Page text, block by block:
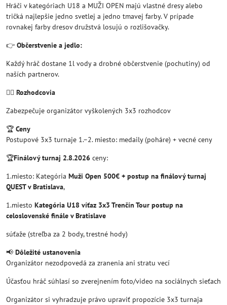
Hráči v kategóriach U18 a MUŽI OPEN majú vlastné dresy alebo
tričká najlepšie jedno svetlej a jedno tmavej farby. V prípade
rovnakej farby dresov družstvá losujú o rozlišovačky.
👉 Občerstvenie a jedlo:
Každý hráč dostane 1l vody a drobné občerstvenie (pochutiny) od
naších partnerov.
🧑‍⚖️ Rozhodcovia
Zabezpečuje organizátor vyškolených 3x3 rozhodcov
🏆 Ceny
Postupové 3x3 turnaje 1.–2. miesto: medaily (poháre) + vecné ceny
🏆Finálový turnaj 2.8.2026 ceny:
1.miesto: Kategória Muži Open 500€ + postup na finálový turnaj
QUEST v Bratislava,
1.miesto Kategória U18 víťaz 3x3 Trenčín Tour postup na
celoslovenské finále v Bratislave
súťaže (streľba za 2 body, trestné hody)
📢 Dôležité ustanovenia
Organizátor nezodpovedá za zranenia ani stratu vecí
Účasťou hráč súhlasí so zverejnením foto/video na sociálnych sieťach
Organizátor si vyhradzuje právo upraviť propozície 3x3 turnaja